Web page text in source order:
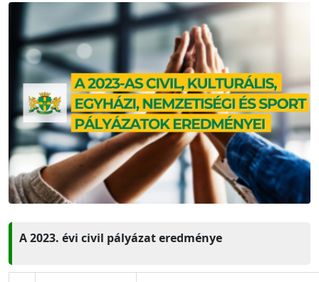
A 2023. évi civil pályázat eredménye